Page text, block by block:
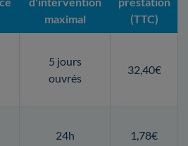
maximal
(TTC)
5 jours
ouvrés
32,40€
24h 1,78€